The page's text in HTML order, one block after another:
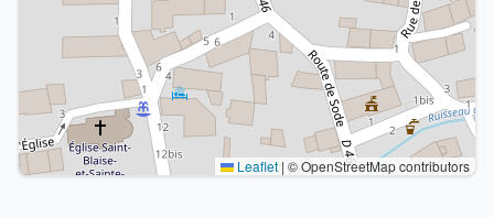
Leaflet | © OpenStreetMap contributors